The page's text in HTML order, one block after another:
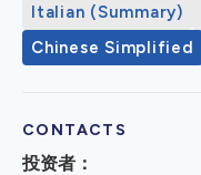
Italian (Summary)
Chinese Simplified
CONTACTS
投资者：